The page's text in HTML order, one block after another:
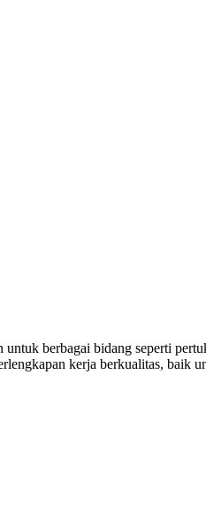
berbagai bidang seperti
kerja berkualitas, baik